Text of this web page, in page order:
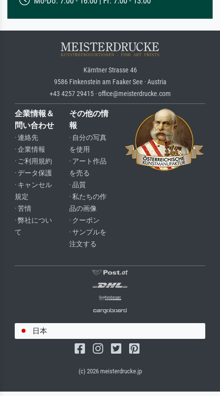
Kärntner Strasse 46
9586 Finkenstein am Faaker See · Austria
+43 4257 29415 · office@meisterdrucke.com
企業情報＆
問い合わせ
· 連絡先
· 企業情報
· ご利用規約
· データ保護
· キャンセル
規定
· 苦情
· 弊社につい
て
その他の情
報
· 自分の写真
を使用
· アート作品
を売る
· 品質
· 私たちの作
品の画像
· クーポン
· サンプルを
注文する
日本
(c) 2026 meisterdrucke.jp